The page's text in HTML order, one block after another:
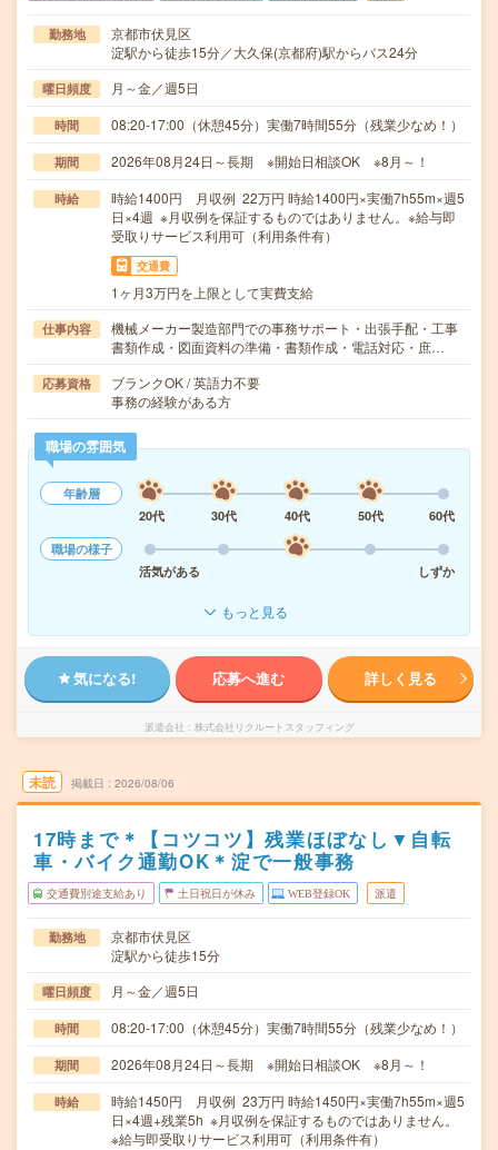
勤務地
京都市伏見区
淀駅から徒歩15分／大久保(京都府)駅からバス24分
曜日頻度 月～金／週5日
時間 08:20-17:00（休憩45分）実働7時間55分（残業少なめ！）
期間 2026年08月24日～長期 ※開始日相談OK ※8月～！
時給
時給1400円 月収例 22万円 時給1400円×実働7h55m×週5
日×4週 ※月収例を保証するものではありません。※給与即
受取りサービス利用可（利用条件有）
交通費
1ヶ月3万円を上限として実費支給
仕事内容
機械メーカー製造部門での事務サポート・出張手配・工事
書類作成・図面資料の準備・書類作成・電話対応・庶…
応募資格
ブランクOK / 英語力不要
事務の経験がある方
職場の雰囲気
年齢層
20代
30代 40代 50代
60代
職場の様子
活気がある
しずか
もっと見る
気になる! 応募へ進む 詳しく見る
派遣会社 株式会社リクルートスタッフィング
未読 掲載日 2026/08/06
17時まで＊【コツコツ】残業ほぼなし▼自転
車・バイク通勤OK＊淀で一般事務
交通費別途支給あり 土日祝日が休み WEB登録OK 派遣
勤務地
京都市伏見区
淀駅から徒歩15分
曜日頻度 月～金／週5日
時間 08:20-17:00（休憩45分）実働7時間55分（残業少なめ！）
期間 2026年08月24日～長期 ※開始日相談OK ※8月～！
時給
時給1450円 月収例 23万円 時給1450円×実働7h55m×週5
日×4週+残業5h ※月収例を保証するものではありません。
※給与即受取りサービス利用可（利用条件有）